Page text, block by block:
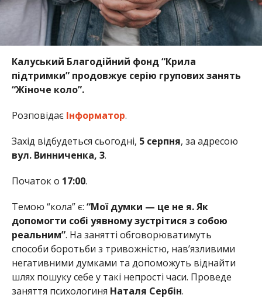
Калуський Благодійний фонд “Крила
підтримки” продовжує серію групових занять
“Жіноче коло”.
Розповідає Інформатор.
Захід відбудеться сьогодні, 5 серпня, за адресою
вул. Винниченка, 3.
Початок о 17:00.
Темою “кола” є: “Мої думки — це не я. Як
допомогти собі уявному зустрітися з собою
реальним”. На занятті обговорюватимуть
способи боротьби з тривожністю, нав’язливими
негативними думками та допоможуть віднайти
шлях пошуку себе у такі непрості часи. Проведе
заняття психологиня Наталя Сербін.